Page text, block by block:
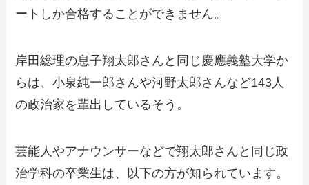
ートしか合格することができません。
岸田総理の息子翔太郎さんと同じ慶應義塾大学か
らは、小泉純一郎さんや河野太郎さんなど143人
の政治家を輩出しているそう。
芸能人やアナウンサーなどで翔太郎さんと同じ政
治学科の卒業生は、以下の方が知られています。